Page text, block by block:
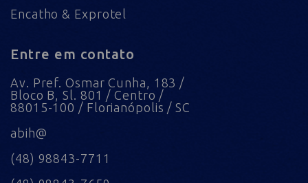
Encatho & Exprotel
Entre em contato
Av. Pref. Osmar Cunha, 183 /
Bloco B, Sl. 801 / Centro /
88015-100 / Florianópolis / SC
abih@
(48) 98843-7711